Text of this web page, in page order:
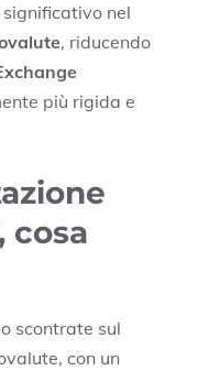
nel
, riducendo
più rigida e
cosa
scontrate sul
con un